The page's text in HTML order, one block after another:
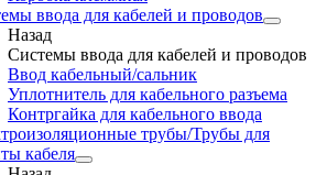
ввода для кабелей и проводов
Назад
Системы ввода для кабелей и проводов
Ввод кабельный/сальник
Уплотнитель для кабельного разъема
Контргайка для кабельного ввода
трубы/Трубы для
кабеля